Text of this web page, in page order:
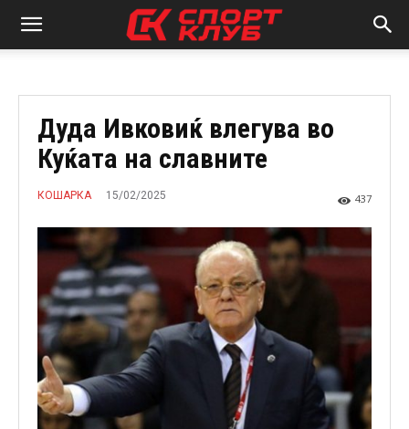
Дуда Ивковиќ влегува во
Куќата на славните
КОШАРКА 15/02/2025 437